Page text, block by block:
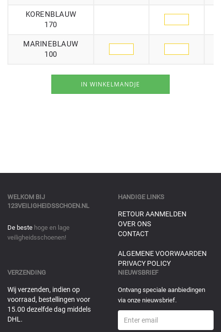
KORENBLAUW
170
MARINEBLAUW
100
WELKOM BIJ
123VEILIGHEIDSSCHOEN.NL
De beste hoge en lage
veiligheidsschoenen!
HANDIGE LINKS
RETOUR AANMELDEN
OVER ONS
CONTACT
ALGEMENE VOORWAARDEN
PRIVACY POLICY
VERZENDING
Wij verzenden, indien op
voorraad, bestellingen voor
15.00 dezelfde dag middels
DHL.
NIEUWSBRIEF
Ontvang speciale aanbiedingen
via onze nieuwsbrief.